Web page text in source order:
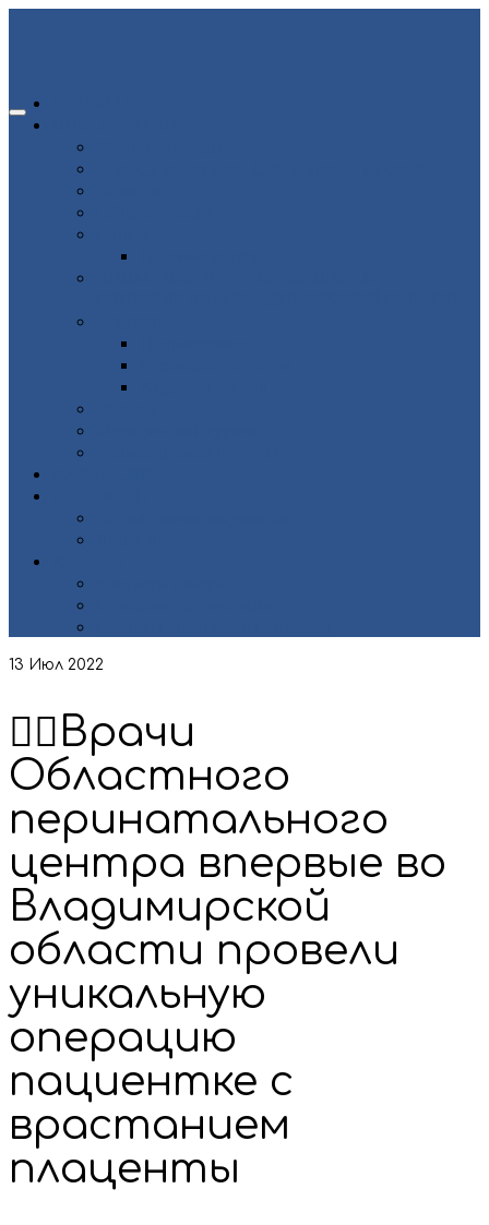
13 Июл 2022
👩‍⚕Врачи
Областного
перинатального
центра впервые во
Владимирской
области провели
уникальную
операцию
пациентке с
врастанием
плаценты